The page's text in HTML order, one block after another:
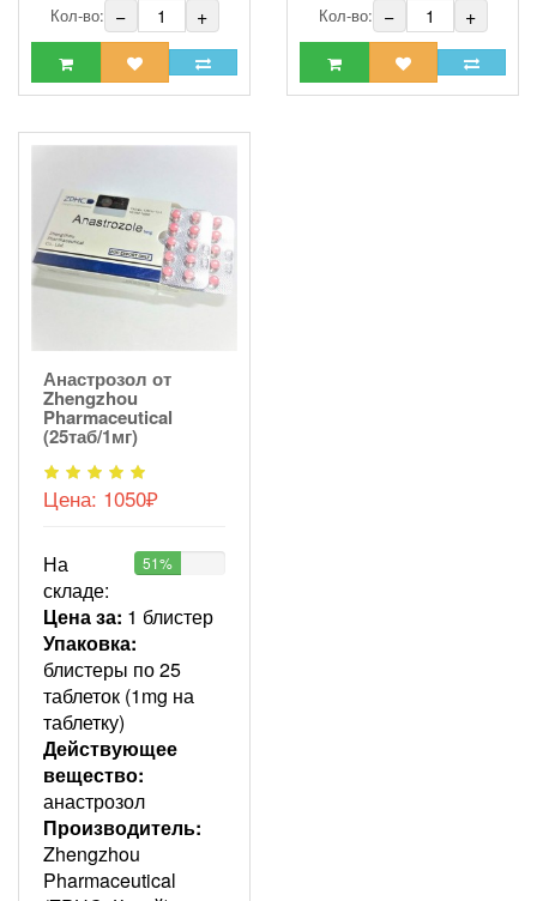
Кол-во: − + Кол-во: − +
Анастрозол от
Zhengzhou
Pharmaceutical
(25таб/1мг)
Цена: 1050₽
На
складе:
51%
Цена за: 1 блистер
Упаковка:
блистеры по 25
таблеток (1mg на
таблетку)
Действующее
вещество:
анастрозол
Производитель:
Zhengzhou
Pharmaceutical